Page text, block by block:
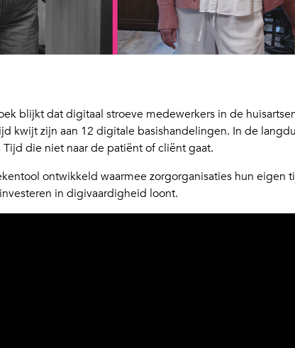
blijkt dat digitaal stroeve medewerkers in de
kwijt zijn aan 12 digitale basishandelingen. In de
die niet naar de patiënt of cliënt gaat.
ontwikkeld waarmee zorgorganisaties hun eigen
in digivaardigheid loont.